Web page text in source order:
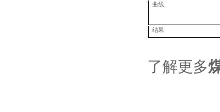
曲线
结果
了解更多